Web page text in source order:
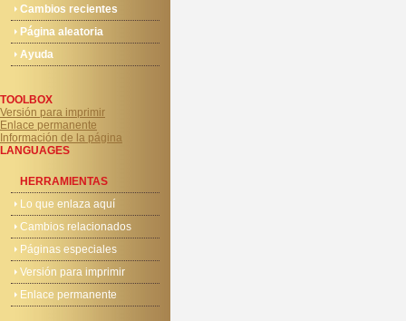
Cambios recientes
Página aleatoria
Ayuda
TOOLBOX
Versión para imprimir
Enlace permanente
Información de la página
LANGUAGES
HERRAMIENTAS
Lo que enlaza aquí
Cambios relacionados
Páginas especiales
Versión para imprimir
Enlace permanente